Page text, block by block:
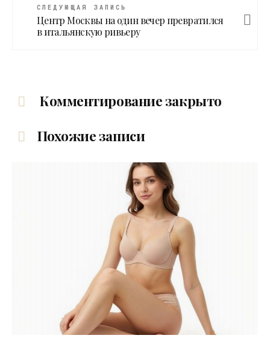
СЛЕДУЮЩАЯ ЗАПИСЬ
Центр Москвы на один вечер превратился
в итальянскую ривьеру
Комментирование закрыто
Похожие записи